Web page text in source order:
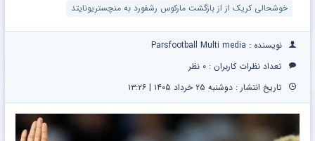
خوشحالی کریک از از بازگشت مارکوس رشفورد به منچستریونایتد
نویسنده : Parsfootball Multi media
تعداد نظرات کاربران : ۰ نظر
تاریخ انتشار : دوشنبه ۲۵ خرداد ۱۴۰۵ | ۱۳:۲۶